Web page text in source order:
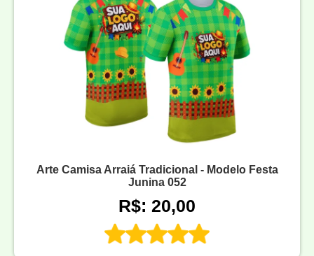
Arte Camisa Arraiá Tradicional - Modelo Festa
Junina 052
R$: 20,00